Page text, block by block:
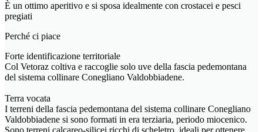
È un ottimo aperitivo e si sposa idealmente con crostacei e pesci
pregiati
Perché ci piace
Forte identificazione territoriale
Col Vetoraz coltiva e raccoglie solo uve della fascia pedemontana
del sistema collinare Conegliano Valdobbiadene.
Terra vocata
I terreni della fascia pedemontana del sistema collinare Conegliano
Valdobbiadene si sono formati in era terziaria, periodo miocenico.
Sono terreni calcareo-silicei ricchi di scheletro, ideali per ottenere